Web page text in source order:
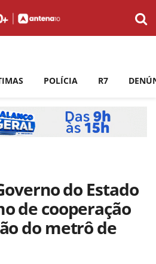
POLÍCIA R7
do Estado
de cooperação
do metrô de